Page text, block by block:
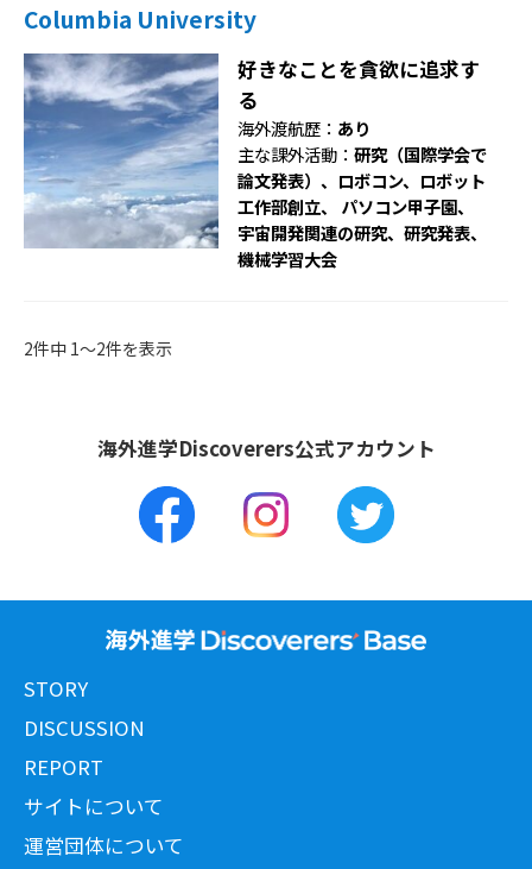
Columbia University
好きなことを貪欲に追求す
る
海外渡航歴： あり
主な課外活動：研究（国際学会で
論文発表）、ロボコン、ロボット
工作部創立、 パソコン甲子園、
宇宙開発関連の研究、研究発表、
機械学習大会
2件中 1〜2件を表示
海外進学Discoverers公式アカウント
STORY
DISCUSSION
REPORT
サイトについて
運営団体について